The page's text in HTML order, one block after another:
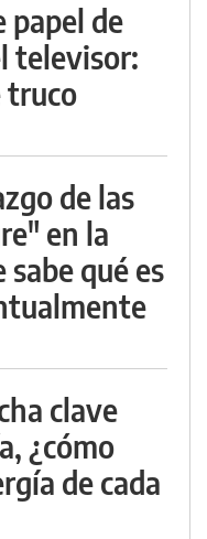
papel de
televisor:
truco
de las
en la
qué es
clave
¿cómo
de cada